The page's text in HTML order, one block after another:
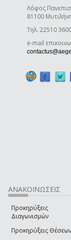
Λόφος
81100 Μυτιλήνη
Τηλ. 22510
e-mail
ΑΝΑΚΟΙΝΩΣΕΙΣ
Προκηρύξεις
Διαγωνισμών
Προκηρύξεις Θέσεων